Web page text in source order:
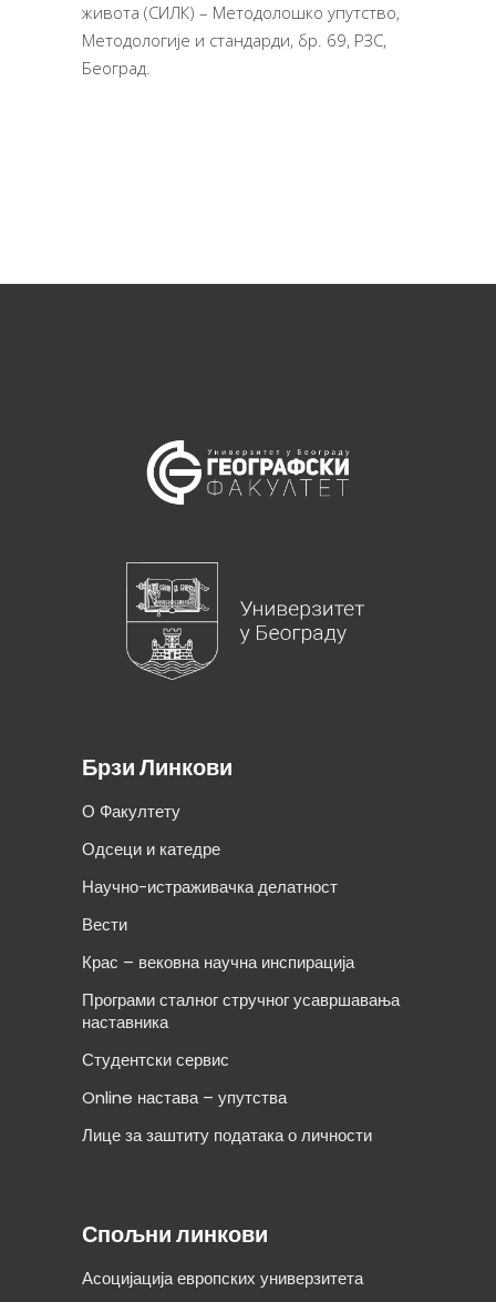
живота (СИЛК) – Методолошко упутство,
Методологије и стандарди, бр. 69, РЗС,
Београд.
Брзи Линкови
О Факултету
Одсеци и катедре
Научно-истраживачка делатност
Вести
Крас – вековна научна инспирација
Програми сталног стручног усавршавања
наставника
Студентски сервис
Online настава – упутства
Лице за заштиту података о личности
Спољни линкови
Асоцијација европских универзитета